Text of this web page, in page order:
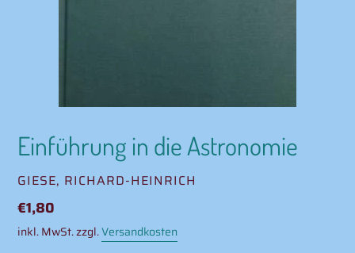
Einführung in die Astronomie
VERKÄUFER
GIESE, RICHARD-HEINRICH
Normaler
Preis
€1,80
inkl. MwSt. zzgl.Versandkosten